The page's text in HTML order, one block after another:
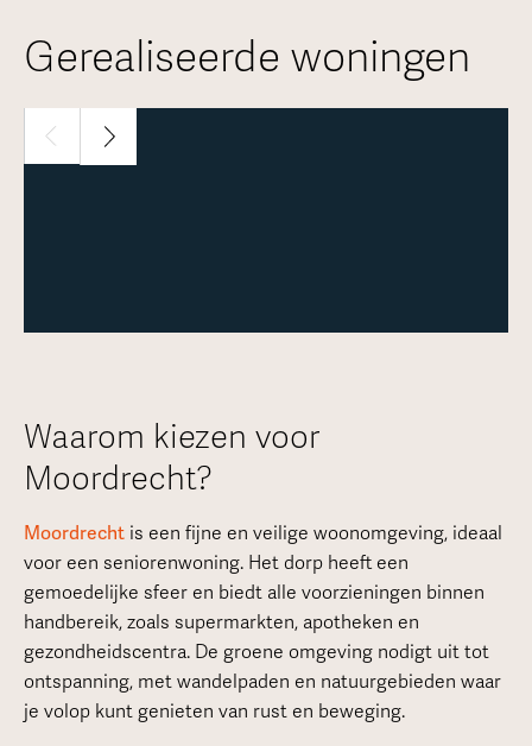
Gerealiseerde woningen
Meer over deze woning
1 / 24
Waarom kiezen voor
Moordrecht?
Moordrechtis een fijne en veilige woonomgeving, ideaal
voor een seniorenwoning. Het dorp heeft een
gemoedelijke sfeer en biedt alle voorzieningen binnen
handbereik, zoals supermarkten, apotheken en
gezondheidscentra. De groene omgeving nodigt uit tot
ontspanning, met wandelpaden en natuurgebieden waar
je volop kunt genieten van rust en beweging.